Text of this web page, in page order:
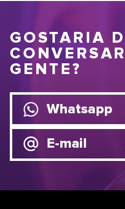
GOSTARIA
GENTE?
Whatsapp
E-mail